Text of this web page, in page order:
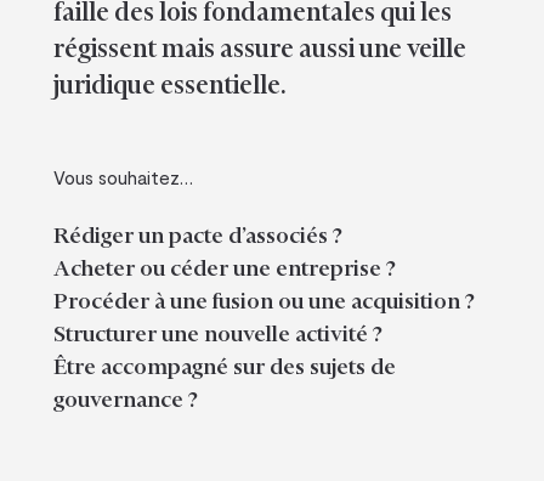
faille des lois fondamentales qui les
régissent mais assure aussi une veille
juridique essentielle.
Vous souhaitez…
Rédiger un pacte d’associés ?
Acheter ou céder une entreprise ?
Procéder à une fusion ou une acquisition ?
Structurer une nouvelle activité ?
Être accompagné sur des sujets de
gouvernance ?